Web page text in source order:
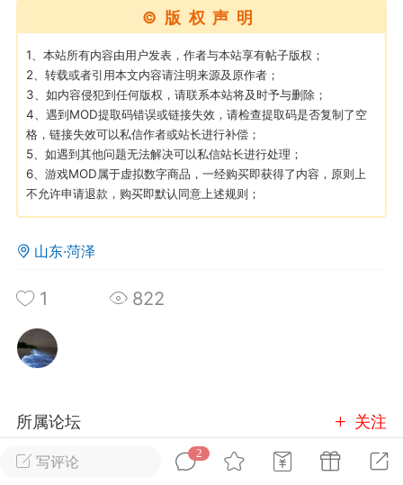
MOD下载 攻略教程 联机招募
大人
Lv.8
02-10 15:45
电脑端 其他&工具
卖挂
禁止发布联机可用的作弊模组，
单机辅助引流私下售卖服务器外挂！
作弊模组的发布规范近期收到一些信息
环境，中文网特此发布以下声明，规范
模组的发布行为：1. *...
汉
大人
Lv.8
写评论
2
©版权声明
1、本站所有内容由用户发表，作者与本站享有帖子版权；
2、转载或者引用本文内容请注明来源及原作者；
3、如内容侵犯到任何版权，请联系本站将及时予与删除；
4、遇到MOD提取码错误或链接失效，请检查提取码是否复制了空
格，链接失效可以私信作者或站长进行补偿；
5、如遇到其他问题无法解决可以私信站长进行处理；
6、游戏MOD属于虚拟数字商品，一经购买即获得了内容，原则上
不允许申请退款，购买即默认同意上述规则；
山东·菏泽
1 822
所属论坛 关注